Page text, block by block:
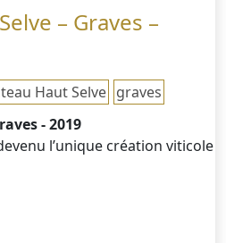
– Graves –
Haut Selve graves
- 2019
l’unique création viticole